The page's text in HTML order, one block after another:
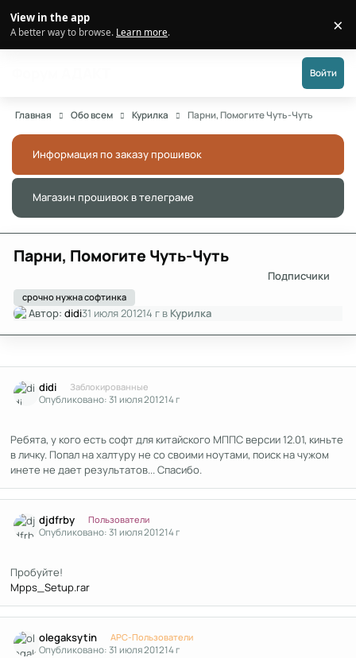
View in the app
A better way to browse. Learn more. ×
Войти
Главная Обо всем Курилка Парни, Помогите Чуть-Чуть
Информация по заказу прошивок
Магазин прошивок в телеграме
Парни, Помогите Чуть-Чуть
срочно нужна софтинка
Подписчики
Автор:didi31 июля 201214 г в Курилка
didi Заблокированные
Опубликовано:31 июля 201214 г
Ребята, у кого есть софт для китайского МППС версии 12.01, киньте
в личку. Попал на халтуру не со своими ноутами, поиск на чужом
инете не дает результатов... Спасибо.
djdfrby Пользователи
Опубликовано:31 июля 201214 г
Пробуйте!
Mpps_Setup.rar
olegaksytin APC-Пользователи
Опубликовано:31 июля 201214 г